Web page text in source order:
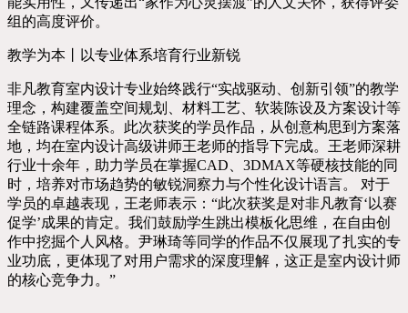
组的高度评价。
教学为本丨以专业体系培育行业新锐
非凡教育室内设计专业始终践行“实战驱动、创新引领”的教学
理念，构建覆盖空间规划、材料工艺、软装陈设及方案设计等
全链路课程体系。此次获奖的学员作品，从创意构思到方案落
地，均在室内设计高级讲师王老师的指导下完成。王老师深耕
行业十余年，助力学员在掌握CAD、3DMAX等硬核技能的同
时，培养对市场趋势的敏锐洞察力与个性化设计语言。 对于
学员的卓越表现，王老师表示：“此次获奖是对非凡教育‘以赛
促学’成果的肯定。我们鼓励学生跳出模板化思维，在自由创
作中挖掘个人风格。尹琳琦等同学的作品不仅展现了扎实的专
业功底，更体现了对用户需求的深度理解，这正是室内设计师
的核心竞争力。”